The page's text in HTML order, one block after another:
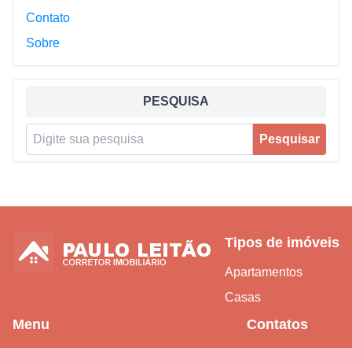
Contato
Sobre
PESQUISA
Pesquisar por:
Pesquisar
Tipos de imóveis
Apartamentos
Casas
Menu Contatos